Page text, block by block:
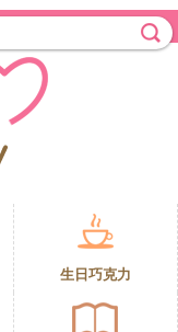
生日巧克力